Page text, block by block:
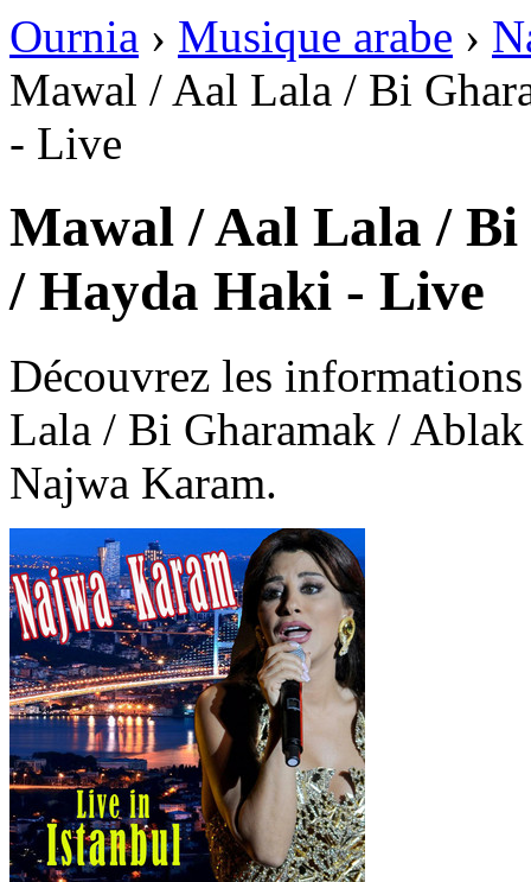
Ournia › Musique arabe ›
Mawal / Aal Lala / Bi
- Live
Mawal / Aal Lala /
/ Hayda Haki - Live
Découvrez les
Lala / Bi Gharamak /
Najwa Karam.